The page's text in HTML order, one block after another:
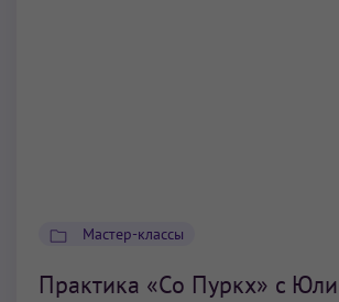
Мастер-классы
Практика «Со Пуркх» c